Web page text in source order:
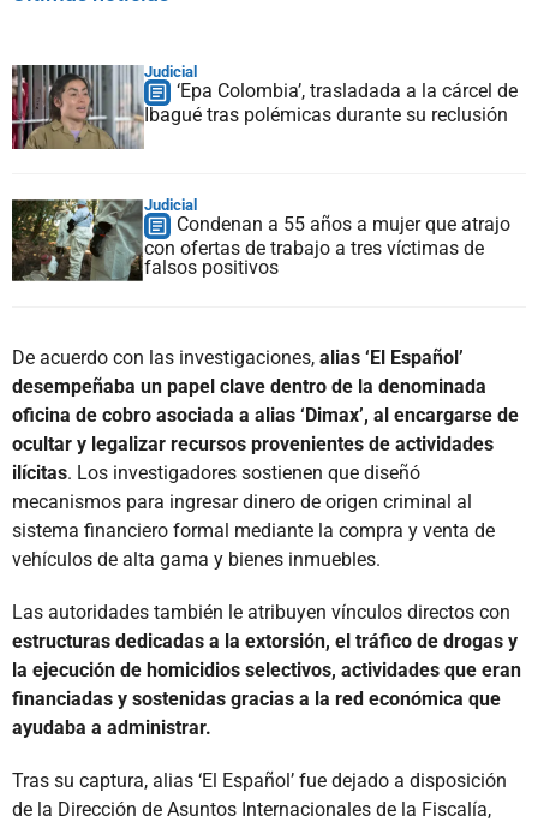
Judicial
‘Epa Colombia’, trasladada a la cárcel de
Ibagué tras polémicas durante su reclusión
Judicial
Condenan a 55 años a mujer que atrajo
con ofertas de trabajo a tres víctimas de
falsos positivos
De acuerdo con las investigaciones, alias ‘El Español’
desempeñaba un papel clave dentro de la denominada
oficina de cobro asociada a alias ‘Dimax’, al encargarse de
ocultar y legalizar recursos provenientes de actividades
ilícitas. Los investigadores sostienen que diseñó
mecanismos para ingresar dinero de origen criminal al
sistema financiero formal mediante la compra y venta de
vehículos de alta gama y bienes inmuebles.
Las autoridades también le atribuyen vínculos directos con
estructuras dedicadas a la extorsión, el tráfico de drogas y
la ejecución de homicidios selectivos, actividades que eran
financiadas y sostenidas gracias a la red económica que
ayudaba a administrar.
Tras su captura, alias ‘El Español’ fue dejado a disposición
de la Dirección de Asuntos Internacionales de la Fiscalía,